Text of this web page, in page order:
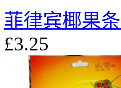
菲律宾椰果
£3.25